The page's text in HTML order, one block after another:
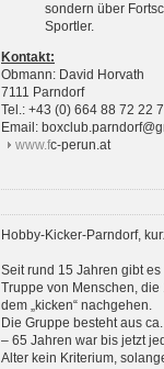
sondern über
Sportler.
Kontakt:
Obmann: David Horvath
7111 Parndorf
Tel.: +43 (0) 664 88 72 22
Email:
www.fc-perun.at
Hobby-Kicker-Parndorf,
Seit rund 15 Jahren gibt
Truppe von Menschen,
dem „kicken“ nachgehen.
Die Gruppe besteht aus
– 65 Jahren war bis jetzt
Alter kein Kriterium,